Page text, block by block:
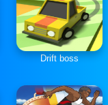
Drift boss